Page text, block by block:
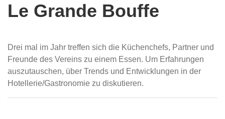
Le Grande Bouffe
Drei mal im Jahr treffen sich die Küchenchefs, Partner und
Freunde des Vereins zu einem Essen. Um Erfahrungen
auszutauschen, über Trends und Entwicklungen in der
Hotellerie/Gastronomie zu diskutieren.